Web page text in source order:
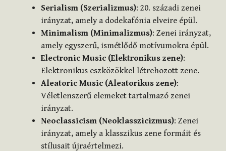
Serialism (Szerializmus): 20. századi zenei
irányzat, amely a dodekafónia elveire épül.
Minimalism (Minimalizmus): Zenei irányzat,
amely egyszerű, ismétlődő motívumokra épül.
Electronic Music (Elektronikus zene):
Elektronikus eszközökkel létrehozott zene.
Aleatoric Music (Aleatorikus zene):
Véletlenszerű elemeket tartalmazó zenei
irányzat.
Neoclassicism (Neoklasszicizmus): Zenei
irányzat, amely a klasszikus zene formáit és
stílusait újraértelmezi.